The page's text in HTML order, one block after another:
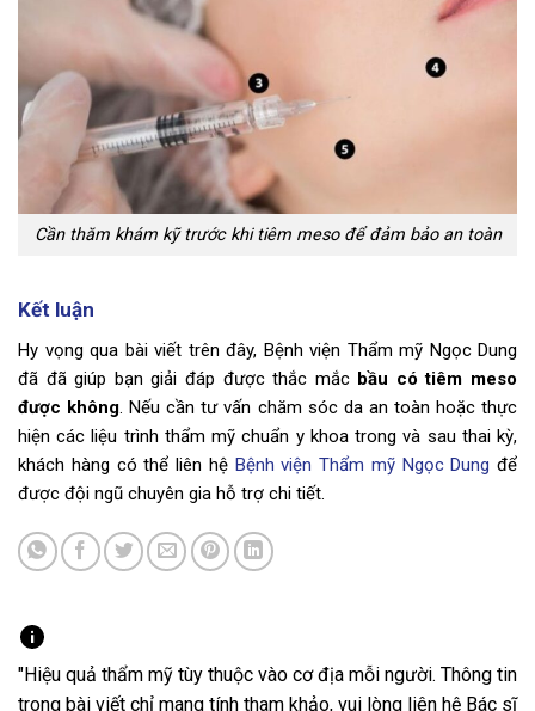
Cần thăm khám kỹ trước khi tiêm meso để đảm bảo an toàn
Kết luận
Hy vọng qua bài viết trên đây, Bệnh viện Thẩm mỹ Ngọc Dung
đã đã giúp bạn giải đáp được thắc mắc bầu có tiêm meso
được không. Nếu cần tư vấn chăm sóc da an toàn hoặc thực
hiện các liệu trình thẩm mỹ chuẩn y khoa trong và sau thai kỳ,
khách hàng có thể liên hệ Bệnh viện Thẩm mỹ Ngọc Dung để
được đội ngũ chuyên gia hỗ trợ chi tiết.
"Hiệu quả thẩm mỹ tùy thuộc vào cơ địa mỗi người. Thông tin
trong bài viết chỉ mang tính tham khảo, vui lòng liên hệ Bác sĩ